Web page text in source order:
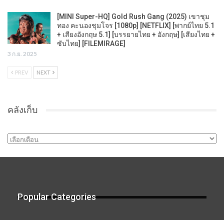
[MINI Super-HQ] Gold Rush Gang (2025) เขาชุม
ทอง คะนองชุมโจร [1080p] [NETFLIX] [พากย์ไทย 5.1
+ เสียงอังกฤษ 5.1] [บรรยายไทย + อังกฤษ] [เสียงไทย +
ซับไทย] [FILEMIRAGE]
3 ก.ย. 2025
PREV NEXT
คลังเก็บ
คลัง
Popular Categories